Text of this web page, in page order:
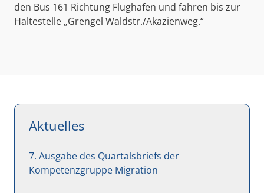
den Bus 161 Richtung Flughafen und fahren bis zur
Haltestelle „Grengel Waldstr./Akazienweg.“
Aktuelles
7. Ausgabe des Quartalsbriefs der
Kompetenzgruppe Migration